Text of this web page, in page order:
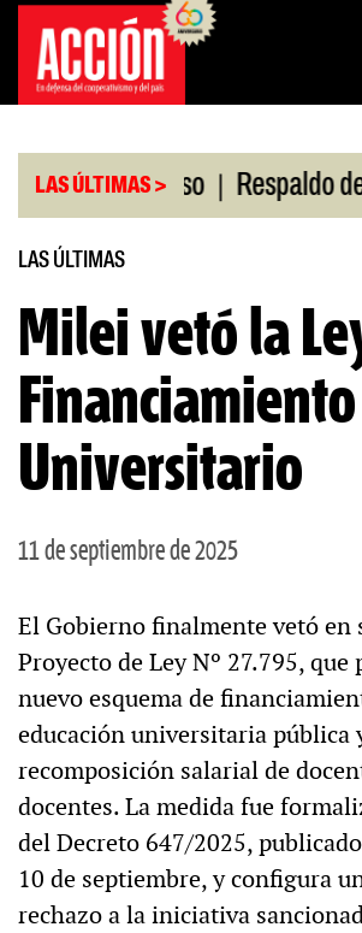
Saltar
contenido
LAS ÚLTIMAS >
el Congreso | Respaldo de la
LAS ÚLTIMAS
Milei vetó la
Financiamiento
Universitario
11 de septiembre de 2025
El Gobierno finalmente vetó en
Proyecto de Ley Nº 27.795,
nuevo esquema de
educación universitaria pública
recomposición salarial de
docentes. La medida fue
del Decreto 647/2025,
10 de septiembre, y configura
rechazo a la iniciativa